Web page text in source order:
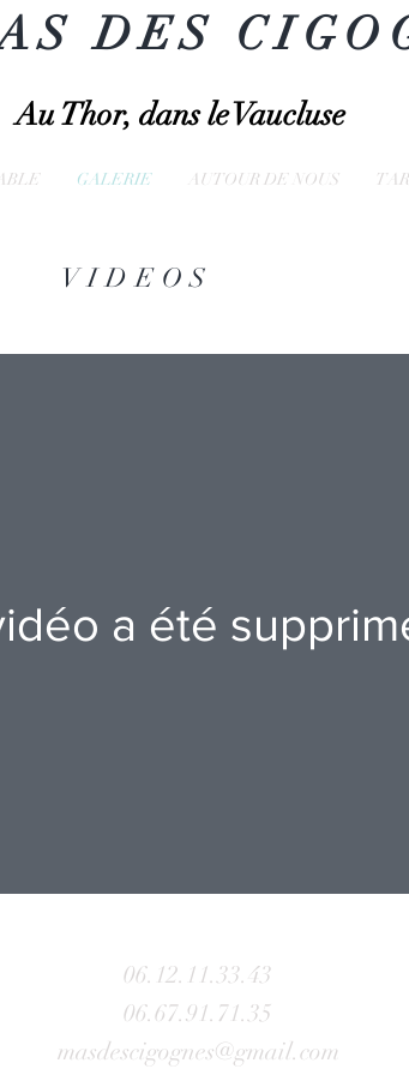
DES
Au Thor, dans le Vaucluse
GALERIE AUTOUR DE NOUS
VIDEOS
a été
06.12.11.33.43
06.67.91.71.35
masdescigognes@gmail.com